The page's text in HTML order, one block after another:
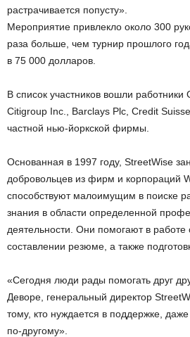
растрачивается попусту».
Мероприятие привлекло около 300
раза больше, чем турнир прошлого
в 75 000 долларов.
В список участников вошли работники
Citigroup Inc., Barclays Plc, Credit
частной нью-йоркской фирмы.
Основанная в 1997 году, StreetWise
добровольцев из фирм и корпораций
способствуют малоимущим в поиске
знания в области определенной
деятельности. Они помогают в
составлении резюме, а также
«Сегодня люди рады помогать друг
Деворе, генеральный директор
тому, кто нуждается в поддержке,
по-другому».